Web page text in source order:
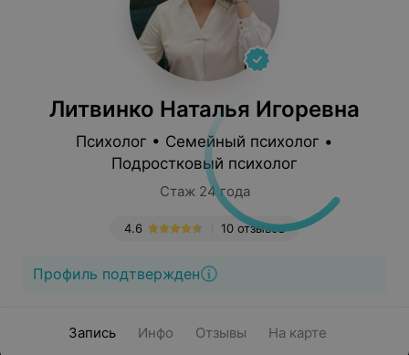
Литвинко Наталья Игоревна
Психолог • Семейный психолог •
Подростковый психолог
Стаж 24 года
10 отзывов
4.6
Профиль подтвержден
Запись Инфо Отзывы На карте